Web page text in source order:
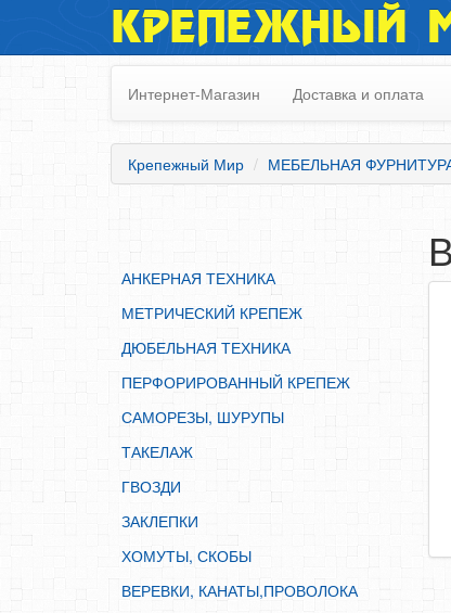
АНКЕРНАЯ ТЕХНИКА
МЕТРИЧЕСКИЙ КРЕПЕЖ
ДЮБЕЛЬНАЯ ТЕХНИКА
ПЕРФОРИРОВАННЫЙ КРЕПЕЖ
САМОРЕЗЫ, ШУРУПЫ
ЗАКЛЕПКИ
ХОМУТЫ, СКОБЫ
ВЕРЕВКИ, КАНАТЫ,ПРОВОЛОКА
КЛЕИ, ПЕНЫ, ГЕРМЕТИКИ, ОЧИСТИТЕЛЬ
ДВЕРНАЯ ФУРНИТУРА
МЕБЕЛЬНАЯ ФУРНИТУРА
ИНСТРУМЕНТ
САНТЕХНИКА
ЭЛЕКТРОТОВАРЫ
ХОЗТОВАРЫ
КРЕПЕЖНЫЙ
Интернет-Магазин Доставка и оплата
Крепежный Мир МЕБЕЛЬНАЯ
АНКЕРНАЯ ТЕХНИКА
МЕТРИЧЕСКИЙ КРЕПЕЖ
ДЮБЕЛЬНАЯ ТЕХНИКА
ПЕРФОРИРОВАННЫЙ КРЕПЕЖ
САМОРЕЗЫ, ШУРУПЫ
ТАКЕЛАЖ
ГВОЗДИ
ЗАКЛЕПКИ
ХОМУТЫ, СКОБЫ
ВЕРЕВКИ, КАНАТЫ,ПРОВОЛОКА